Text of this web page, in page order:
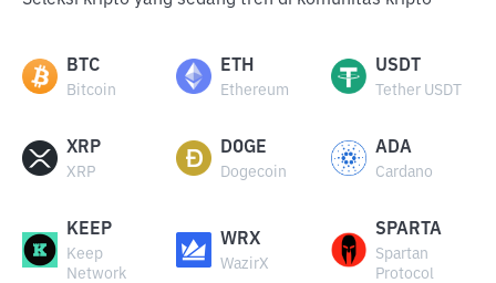
BTC
Bitcoin
ETH
Ethereum
USDT
Tether USDT
XRP
XRP
DOGE
Dogecoin
ADA
Cardano
KEEP
Keep
Network
WRX
WazirX
SPARTA
Spartan
Protocol